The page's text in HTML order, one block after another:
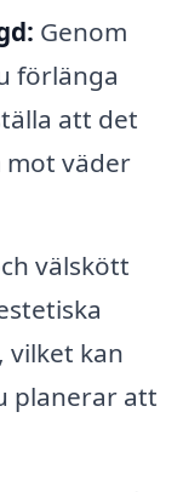
Genom
förlänga
att det
väder
välskött
vilket kan
planerar att